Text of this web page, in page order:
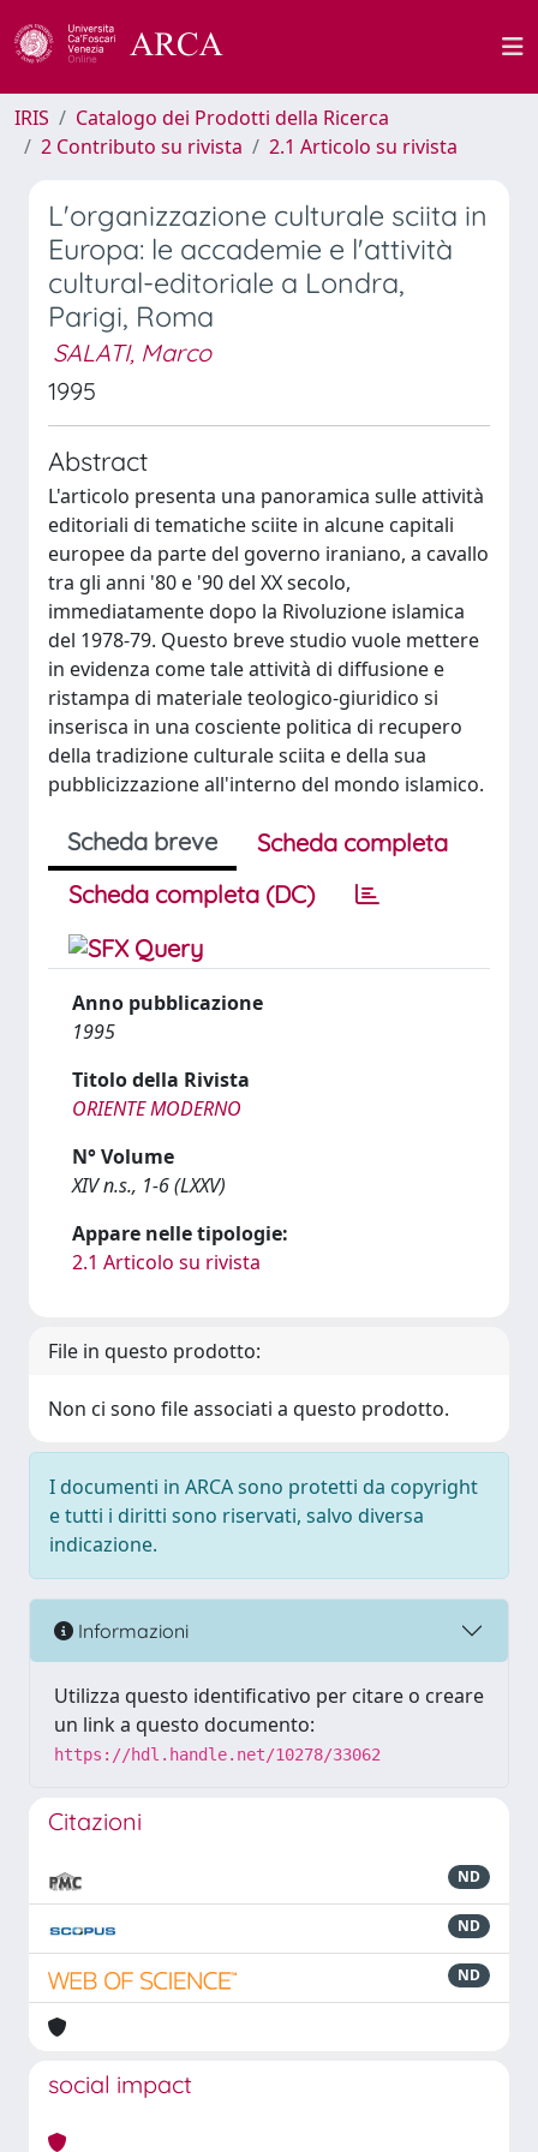
IRIS
Catalogo dei Prodotti della Ricerca
2 Contributo su rivista
2.1 Articolo su rivista
L'organizzazione culturale sciita in
Europa: le accademie e l'attività
cultural-editoriale a Londra,
Parigi, Roma
SALATI, Marco
1995
Abstract
L'articolo presenta una panoramica sulle attività
editoriali di tematiche sciite in alcune capitali
europee da parte del governo iraniano, a cavallo
tra gli anni '80 e '90 del XX secolo,
immediatamente dopo la Rivoluzione islamica
del 1978-79. Questo breve studio vuole mettere
in evidenza come tale attività di diffusione e
ristampa di materiale teologico-giuridico si
inserisca in una cosciente politica di recupero
della tradizione culturale sciita e della sua
pubblicizzazione all'interno del mondo islamico.
Scheda breve
Scheda completa
Scheda completa (DC)
Anno pubblicazione
1995
Titolo della Rivista
ORIENTE MODERNO
N° Volume
XIV n.s., 1-6 (LXXV)
Appare nelle tipologie:
2.1 Articolo su rivista
File in questo prodotto:
Non ci sono file associati a questo prodotto.
I documenti in ARCA sono protetti da copyright
e tutti i diritti sono riservati, salvo diversa
indicazione.
Informazioni
Utilizza questo identificativo per citare o creare
un link a questo documento:
https://hdl.handle.net/10278/33062
Citazioni
ND
ND
ND
social impact